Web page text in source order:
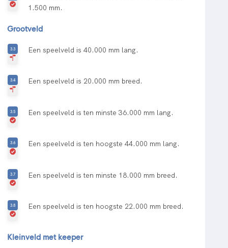
1.500 mm.
Grootveld
Een speelveld is 40.000 mm lang.
Een speelveld is 20.000 mm breed.
Een speelveld is ten minste 36.000 mm lang.
Een speelveld is ten hoogste 44.000 mm lang.
Een speelveld is ten minste 18.000 mm breed.
Een speelveld is ten hoogste 22.000 mm breed.
Kleinveld met keeper